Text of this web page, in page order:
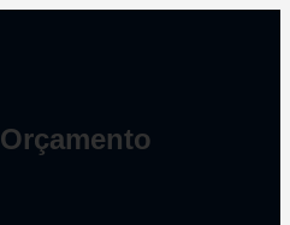
Orçamento